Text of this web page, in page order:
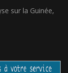
sur la Guinée,